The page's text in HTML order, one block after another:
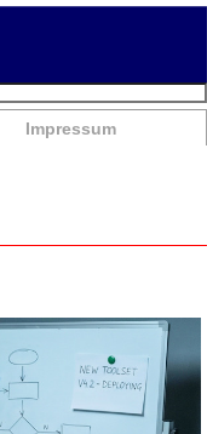
Impressum